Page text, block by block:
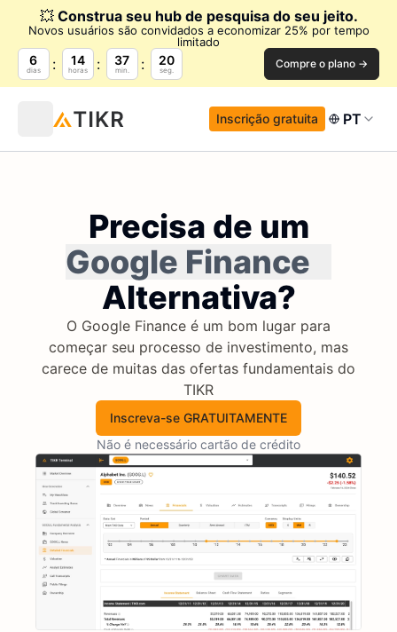
💥 Construa seu hub de pesquisa do seu jeito.
Novos usuários são convidados a economizar 25% por tempo
limitado
6
dias
14
horas
37
min.
20
seg. Compre o plano →
Inscrição gratuita PT
Precisa de um
Google Finance
Alternativa?
O Google Finance é um bom lugar para
começar seu processo de investimento, mas
carece de muitas das ofertas fundamentais do
TIKR
Inscreva-se GRATUITAMENTE
Não é necessário cartão de crédito